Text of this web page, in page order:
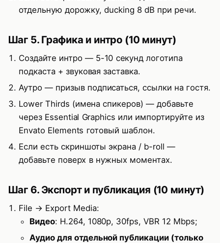
отдельную дорожку, ducking 8 dB при речи.
Шаг 5. Графика и интро (10 минут)
Создайте интро — 5-10 секунд логотипа
подкаста + звуковая заставка.
Аутро — призыв подписаться, ссылки на гостя.
Lower Thirds (имена спикеров) — добавьте
через Essential Graphics или импортируйте из
Envato Elements готовый шаблон.
Если есть скриншоты экрана / b-roll —
добавьте поверх в нужных моментах.
Шаг 6. Экспорт и публикация (10 минут)
File → Export Media:
Видео: H.264, 1080p, 30fps, VBR 12 Mbps;
Аудио для отдельной публикации (только